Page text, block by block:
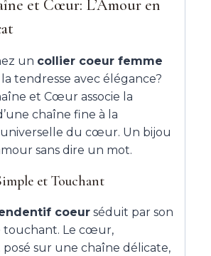
et Cœur: L’Amour en
un collier coeur femme
tendresse avec élégance?
et Cœur associe la
chaîne fine à la
du cœur. Un bijou
sans dire un mot.
et Touchant
coeur séduit par son
touchant. Le cœur,
sur une chaîne délicate,